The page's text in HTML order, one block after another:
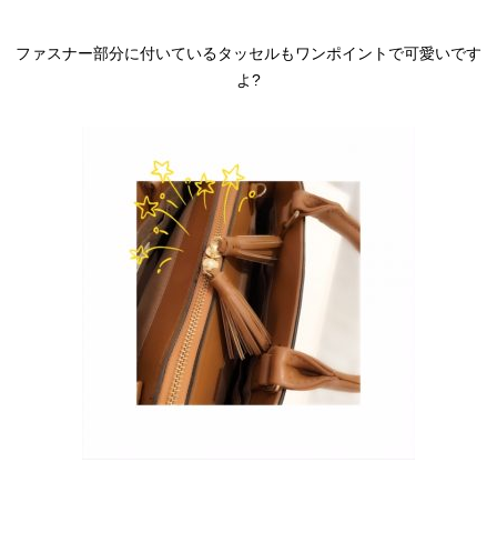
ファスナー部分に付いているタッセルもワンポイントで可愛いです
よ?